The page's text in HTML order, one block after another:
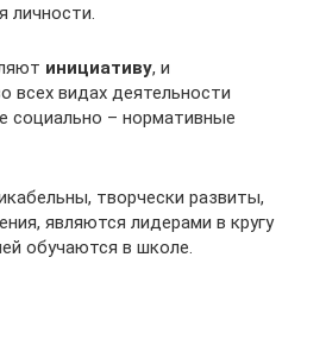
личности.
инициативу, и
всех видах деятельности
социально – нормативные
творчески развиты,
являются лидерами в кругу
обучаются в школе.